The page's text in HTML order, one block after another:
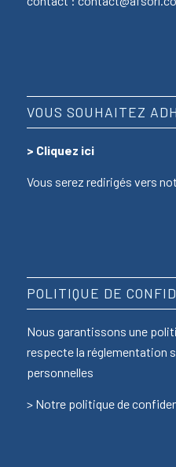
VOUS SOUHAITEZ
> Cliquez ici
Vous serez redirigés vers
POLITIQUE DE
Nous garantissons une
respecte la réglementation
personnelles
> Notre politique de